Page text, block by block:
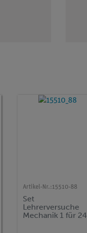
Artikel-Nr.:15510-88
Set
Lehrerversuche
Mechanik 1 für 24